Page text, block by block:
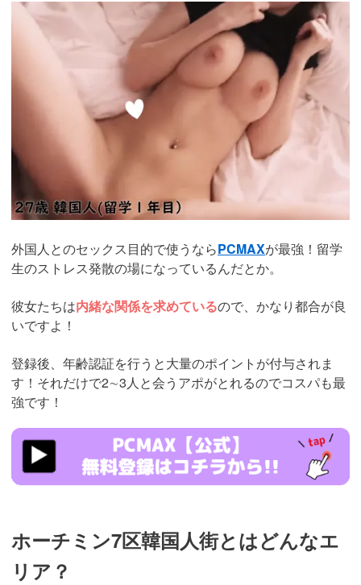
https://pcmax.jp/lp/?
ad_id=rm307152
外国人とのセックス目的で使うならPCMAXが最強！留学
生のストレス発散の場になっているんだとか。
彼女たちは内緒な関係を求めているので、かなり都合が良
いですよ！
登録後、年齢認証を行うと大量のポイントが付与されま
す！それだけで2∼3人と会うアポがとれるのでコスパも最
強です！
https://pcmax.jp/lp/?
ad_id=rm307152
ホーチミン7区韓国人街とはどんなエ
リア？